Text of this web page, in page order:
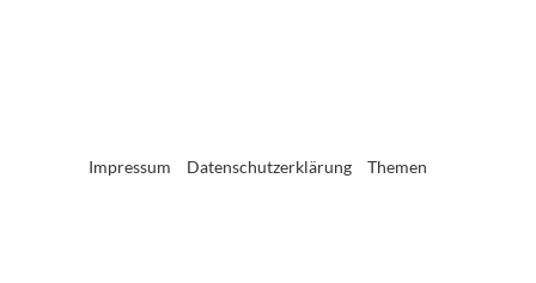
Impressum Datenschutzerklärung Themen